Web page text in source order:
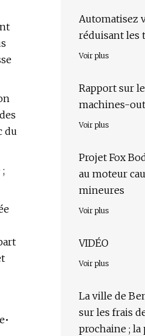
du
Automatisez
réduisant les
Voir plus
Rapport sur
machines-
Voir plus
Projet Fox
au moteur
mineures
Voir plus
VIDÉO
Voir plus
La ville de
sur les frais
prochaine ; la première estimation est